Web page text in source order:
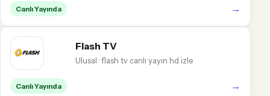
Canlı Yayında →
Flash TV
Ulusal · flash tv canlı yayın hd izle
Canlı Yayında →